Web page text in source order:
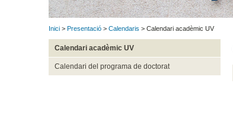
Inici > Presentació > Calendaris > Calendari acadèmic UV
Calendari acadèmic UV
Calendari del programa de doctorat